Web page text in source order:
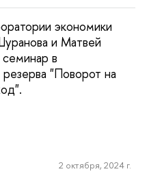
экономики
и Матвей
в
"Поворот на
2 октября, 2024 г.